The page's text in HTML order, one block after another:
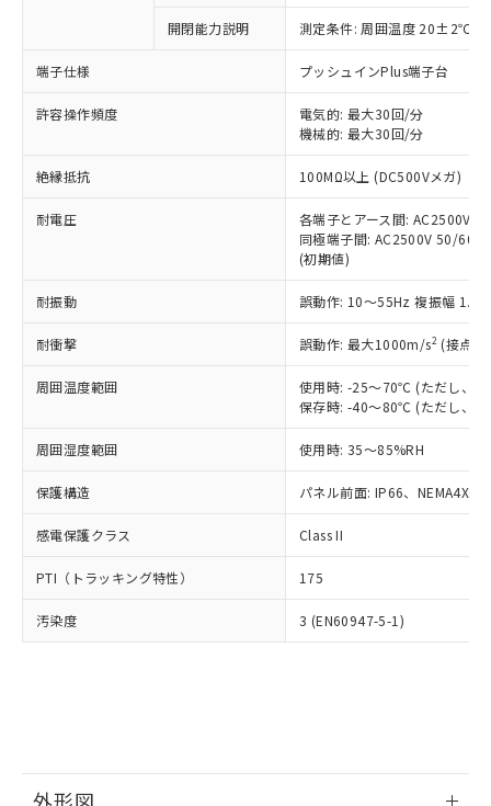
開閉能力説明 測定条件: 周囲温度 20±2℃、
端子仕様 プッシュインPlus端子台
許容操作頻度
電気的: 最大30回/分
機械的: 最大30回/分
絶縁抵抗 100MΩ以上 (DC500Vメガ)
耐電圧
各端子とアース間: AC2500V
同極端子間: AC2500V 50/
(初期値)
耐振動 誤動作: 10～55Hz 複振幅
耐衝撃 誤動作: 最大1000m/s2 (接点
周囲温度範囲
使用時: -25～70℃ (ただし、氷
保存時: -40～80℃ (ただし、氷
周囲湿度範囲 使用時: 35～85%RH
保護構造 パネル前面: IP66、NEMA4X,
感電保護クラス Class II
PTI（トラッキング特性） 175
汚染度 3 (EN60947-5-1)
以下の条件をお読みいただき、同意のうえ
ご利用ください。
本サービスは、当社制御機器事業取扱
商品の当社在庫状況および標準価格
当社制御機器事業取扱商品の中には、
本サービスの対象外となる商品もある
ことをご了承ください。
在庫状況および標準価格照会結果は、
記載している更新日時点での社内デー
タに基づき作成されるものであり、閲
覧された時点での実際の在庫および標
準価格とは異なる場合があることをご
正式な納期状況および標準価格はお客
様のお取引先、またはお客様担当のオ
ムロン制御機器販売店・当社販売員に
オムロン制御機器販売店や当社販売拠
販売ネットワーク
」をご確認
ください。
在庫状況および標準価格結果を当社の
事前の承諾なく第三者に漏洩または開
マイパーツ機能（部品リスト作成サー
および当社の共同利用者が、当社の製
対応予定なし：EU RoHS指令（10物質）の
非含有に非対応の商品で、対応品を出す予
定はありません。
調査・確認中：EU RoHS指令（10物質）の
非含有の対応状況を調査中または確認中の
非該当品：ライセンス料など無形物で、有
害物質有無と関係のない商品です。
いたものが、含有品と判明した場合などや
むを得ず変更することがあります。
六価クロム(Cr(Ⅵ)) 1000ppm以下、ポリ臭化ビフェニル
類(PBB) 1000ppm以下、ポリ臭化ジフェニルエーテル類
(PBDE) 1000ppm以下、フタル酸ビス(2-エチルヘキシ
ル) (DEHP)(別名：DOP) 1000ppm以下、フタル酸ブチ
ルベンジル（BBP） 1000ppm以下、フタル酸ジブチル
（DBP） 1000ppm以下、フタル酸ジイソブチル
(DIBP) 1000ppm以下
フタル酸エステル類の４物質については閾値を超える意
図的な使用がないことを確認しています。
※2 対応予定月
部品在庫の切り替え状況などにより、予定
月が前後することがあります。
※1 中国RoHS○×表
「○」：最大均質材料含有率が中国RoHSの
基準値以下であることを示します。
「×」：最大均質材料含有率が中国RoHSの
基準値を超えていることを示します。
「－」：未確認です。当社販売部門へお問
*中国RoHS10物質の基準値 (GB/T26572)：
Pb(鉛) :1000ppm、 Hg(水銀) : 1000ppm、 Cd(カドミウ
Cr(Ⅵ)(六価クロム) : 1000ppm、 PBBs(ポリ臭化ビフェ
ニル類) : 1000ppm、 PBDEs(ポリ臭化ジフェニルエーテ
DBP(フタル酸ジブチル) : 1000ppm、 DIBP(フタル酸ジ
イソブチル) : 1000ppm、 BBP(フタル酸ブチルベンジ
ル) : 1000ppm、
DEHP(フタル酸ビス(2-エチルヘキシル)) : 1000ppm
※2 環境保護使用期限
「ｅ」：有害物質（10物質）のすべてが基
準値以下であることを示します。
「10」：通常の使用状況下において有害物
質が外部に漏えいし、環境に深刻な影響を
当社は、これら貴社製品のうち、外国
為替および外国貿易法に定める商品
（以下｢規制貨物等」という）を輸出
または国外への提供する場合は、日本
国政府の輸出許可(または役務取引許
可)を取得するなどの必要な手続きを
当社は規制貨物を破棄する場合は、完
全に破砕するなど、違法に輸出されな
いよう必要な手段を講じます。
ル、化学兵器、生物兵器またはその他
武器並びにこれらの製造装置等に一切
使用いたしません。
当社は、貴社製品を第三者に販売する
場合は、上記1、2および3の内容を当
該第三者に通知します。また当社は、
販売先および販売に係わる関係者が違
法に輸出するおそれがある場合は、取
○ 一定数以上の在庫あり
一定数には満たないが在庫あり
在庫なし(最新の在庫状況につ
いては、お客様のお取引先、ま
たはお客様担当のオムロン制御
機器販売店・当社販売員にご確
認ください)
受注生産機種、また在庫状況の